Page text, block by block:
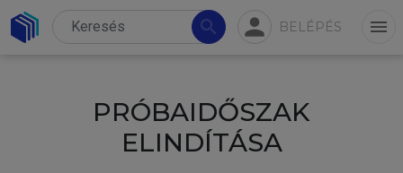
search person BELÉPÉS menu
PRÓBAIDŐSZAK
ELINDÍTÁSA